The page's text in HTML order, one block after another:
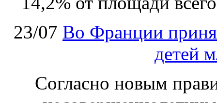
23/07 Во Франции
детей
Согласно новым